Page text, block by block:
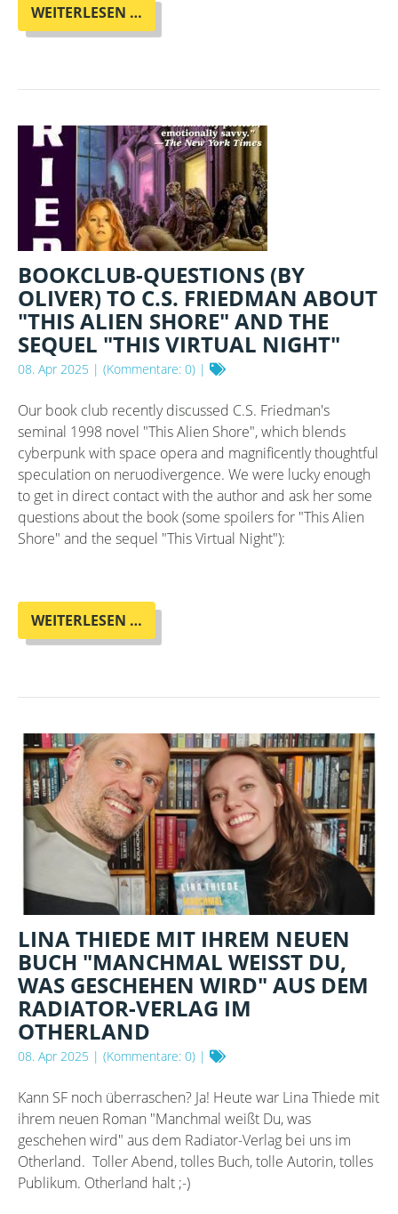
WEITERLESEN …
OHNE
LEER.
WAR
HEUTE
WIEDER
KIDS-
RPG
IM
OTHERLAND
BOOKCLUB-QUESTIONS (BY
OLIVER) TO C.S. FRIEDMAN ABOUT
"THIS ALIEN SHORE" AND THE
SEQUEL "THIS VIRTUAL NIGHT"
08. Apr 2025 | (Kommentare: 0) |
Our book club recently discussed C.S. Friedman's
seminal 1998 novel "This Alien Shore", which blends
cyberpunk with space opera and magnificently thoughtful
speculation on neruodivergence. We were lucky enough
to get in direct contact with the author and ask her some
questions about the book (some spoilers for "This Alien
Shore" and the sequel "This Virtual Night"):
WEITERLESEN …
QUESTIONS
TO
FRIEDMAN
ABOUT
"THIS
ALIEN
SHORE"
AND
THE
SEQUEL
"THIS
VIRTUAL
NIGHT"
LINA THIEDE MIT IHREM NEUEN
BUCH "MANCHMAL WEISST DU, W
AS GESCHEHEN WIRD" AUS DEM R
ADIATOR-VERLAG IM O
THERLAND
08. Apr 2025 | (Kommentare: 0) |
Kann SF noch überraschen? Ja! Heute war Lina Thiede mit
ihrem neuen Roman "Manchmal weißt Du, was
geschehen wird" aus dem Radiator-Verlag bei uns im
Otherland. Toller Abend, tolles Buch, tolle Autorin, tolles
Publikum. Otherland halt ;-)